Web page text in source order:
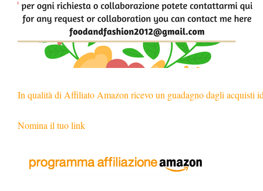
In qualità di Affiliato Amazon ricevo un guadagno dagli acquisti
Nomina il tuo link